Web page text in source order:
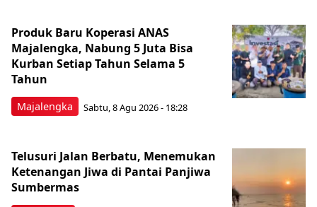
Majalengka
Produk Baru Koperasi ANAS
Majalengka, Nabung 5 Juta Bisa
Kurban Setiap Tahun Selama 5
Tahun
Sabtu, 8 Agu 2026 - 18:28
Telusuri Jalan Berbatu, Menemukan
Ketenangan Jiwa di Pantai Panjiwa
Sumbermas